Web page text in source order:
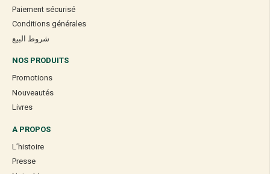
Paiement sécurisé
Conditions générales
شروط البيع
NOS PRODUITS
Promotions
Nouveautés
Livres
A PROPOS
L’histoire
Presse